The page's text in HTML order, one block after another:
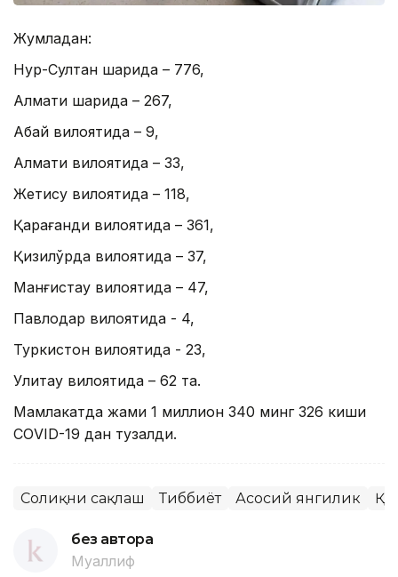
Жумладан:
Нур-Султан шаҳрида – 776,
Алмати шаҳрида – 267,
Абай вилоятида – 9,
Алмати вилоятида – 33,
Жетису вилоятида – 118,
Қарағанди вилоятида – 361,
Қизилўрда вилоятида – 37,
Манғистау вилоятида – 47,
Павлодар вилоятида - 4,
Туркистон вилоятида - 23,
Улитау вилоятида – 62 та.
Мамлакатда жами 1 миллион 340 минг 326 киши
CОVID-19 дан тузалди.
Соғлиқни сақлаш Тиббиёт Асосий янгилик ҚР
без автора
Муаллиф